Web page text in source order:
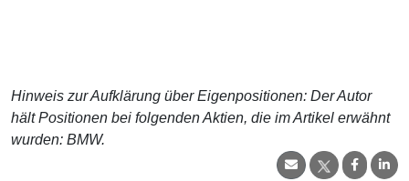
Hinweis zur Aufklärung über Eigenpositionen: Der Autor
hält Positionen bei folgenden Aktien, die im Artikel erwähnt
wurden: BMW.